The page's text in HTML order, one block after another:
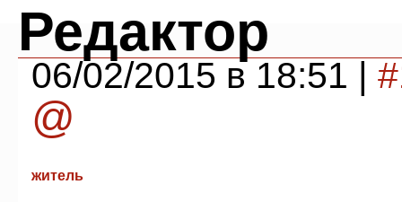
Редактор
06/02/2015 в 18:51 |
@
житель